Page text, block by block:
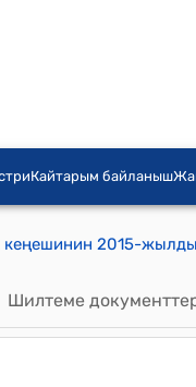
Кайтарым байланыш
Шилтеме